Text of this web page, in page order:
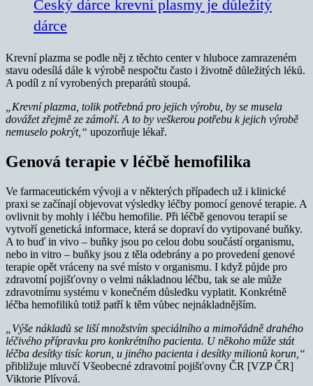
Český dárce krevní plasmy je důležitý
dárce
Krevní plazma se podle něj z těchto center v hluboce zamrazeném
stavu odesílá dále k výrobě nespočtu často i životně důležitých léků.
A podíl z ní vyrobených preparátů stoupá.
„Krevní plazma, tolik potřebná pro jejich výrobu, by se musela
dovážet zřejmě ze zámoří. A to by veškerou potřebu k jejich výrobě
nemuselo pokrýt,“ upozorňuje lékař.
Genová terapie v léčbě hemofilika
Ve farmaceutickém vývoji a v některých případech už i klinické
praxi se začínají objevovat výsledky léčby pomocí genové terapie. A
ovlivnit by mohly i léčbu hemofilie. Při léčbě genovou terapií se
vytvoří genetická informace, která se dopraví do vytipované buňky.
A to buď in vivo – buňky jsou po celou dobu součástí organismu,
nebo in vitro – buňky jsou z těla odebrány a po provedení genové
terapie opět vráceny na své místo v organismu. I když půjde pro
zdravotní pojišťovny o velmi nákladnou léčbu, tak se ale může
zdravotnímu systému v konečném důsledku vyplatit. Konkrétně
léčba hemofiliků totiž patří k těm vůbec nejnákladnějším.
„Výše nákladů se liší množstvím speciálního a mimořádně drahého
léčivého přípravku pro konkrétního pacienta. U někoho může stát
léčba desítky tisíc korun, u jiného pacienta i desítky milionů korun,“
přibližuje mluvčí Všeobecné zdravotní pojišťovny ČR [VZP ČR]
Viktorie Plívová.